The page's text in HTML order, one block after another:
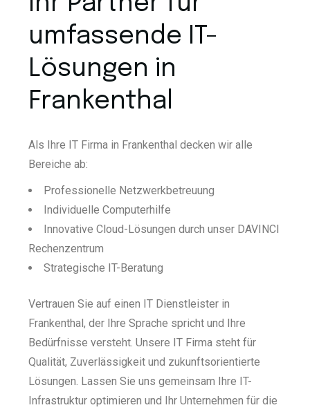
umfassende IT-
Lösungen in
Frankenthal
Als Ihre IT Firma in Frankenthal decken wir alle
Bereiche ab:
Professionelle Netzwerkbetreuung
Individuelle Computerhilfe
Innovative Cloud-Lösungen durch unser DAVINCI
Rechenzentrum
Strategische IT-Beratung
Vertrauen Sie auf einen IT Dienstleister in
Frankenthal, der Ihre Sprache spricht und Ihre
Bedürfnisse versteht. Unsere IT Firma steht für
Qualität, Zuverlässigkeit und zukunftsorientierte
Lösungen. Lassen Sie uns gemeinsam Ihre IT-
Infrastruktur optimieren und Ihr Unternehmen für die